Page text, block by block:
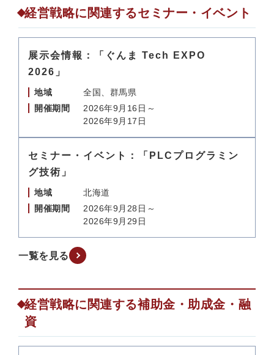
経営戦略に関連するセミナー・イベント
展示会情報：「ぐんま Tech EXPO
2026」
地域
全国、群馬県
開催期間
2026年9月16日～
2026年9月17日
セミナー・イベント：「PLCプログラミン
グ技術」
地域
北海道
開催期間
2026年9月28日～
2026年9月29日
一覧を見る
経営戦略に関連する補助金・助成金・融
資